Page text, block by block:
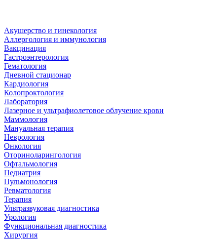
Акушерство и гинекология
Аллергология и иммунология
Вакцинация
Гастроэнтерология
Гематология
Дневной стационар
Кардиология
Колопроктология
Лаборатория
Лазерное и ультрафиолетовое облучение крови
Маммология
Мануальная терапия
Неврология
Онкология
Оториноларингология
Офтальмология
Педиатрия
Пульмонология
Ревматология
Терапия
Ультразвуковая диагностика
Урология
Функциональная диагностика
Хирургия